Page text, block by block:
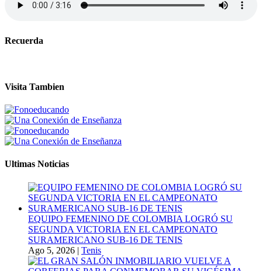
Recuerda
Visita Tambien
Ultimas Noticias
EQUIPO FEMENINO DE COLOMBIA LOGRÓ SU
SEGUNDA VICTORIA EN EL CAMPEONATO
SURAMERICANO SUB-16 DE TENIS
Ago 5, 2026 | Tenis